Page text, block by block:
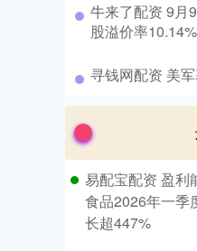
牛来了配资 9月
股溢价率10.14%
寻钱网配资 美军
易配宝配资 盈利
食品2026年一季
长超447%